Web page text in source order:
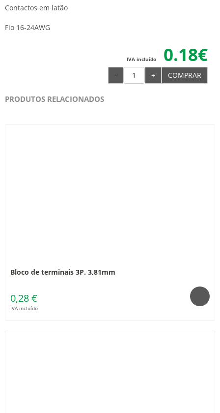
Contactos em latão
Fio 16-24AWG
0.18€
IVA incluído
- + COMPRAR
PRODUTOS RELACIONADOS
Bloco de terminais 3P. 3,81mm
0,28 €
IVA incluído